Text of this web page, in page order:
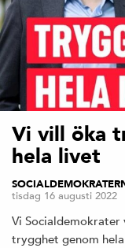
Vi vill öka
hela livet
tisdag 16 augusti 2022
Vi
trygghet genom